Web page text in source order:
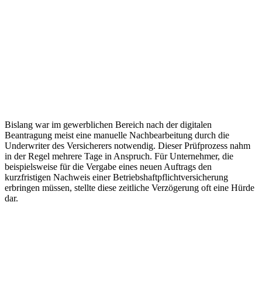
Bislang war im gewerblichen Bereich nach der digitalen
Beantragung meist eine manuelle Nachbearbeitung durch die
Underwriter des Versicherers notwendig. Dieser Prüfprozess nahm
in der Regel mehrere Tage in Anspruch. Für Unternehmer, die
beispielsweise für die Vergabe eines neuen Auftrags den
kurzfristigen Nachweis einer Betriebshaftpflichtversicherung
erbringen müssen, stellte diese zeitliche Verzögerung oft eine Hürde
dar.